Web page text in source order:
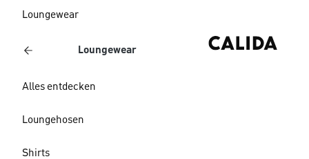
Loungewear
Loungewear
Alles entdecken
Loungehosen
Shirts